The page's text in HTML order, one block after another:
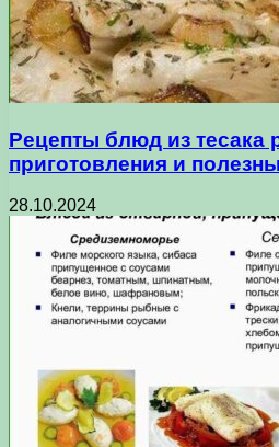
Рецепты блюд из тесака
приготовления и
28.10.2024